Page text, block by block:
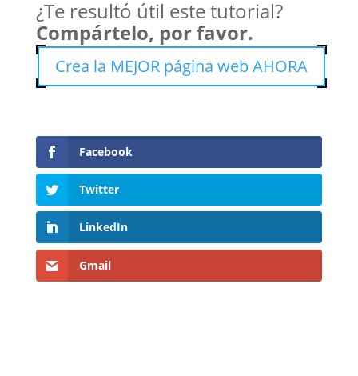
¿Te resultó útil este tutorial?
Compártelo, por favor.
Crea la MEJOR página web AHORA
Facebook
Twitter
LinkedIn
Gmail